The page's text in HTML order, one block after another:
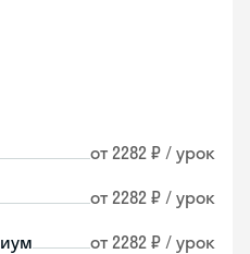
от 2282 ₽ / урок
от 2282 ₽ / урок
от 2282 ₽ / урок